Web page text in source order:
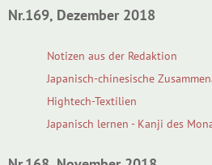
Nr.169, Dezember 2018
Notizen aus der Redaktion
Japanisch-chinesische
Hightech-Textilien
Japanisch lernen - Kanji des